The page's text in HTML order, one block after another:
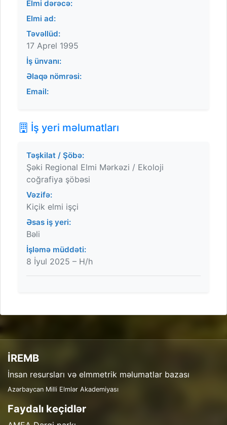
Elmi dərəcə:
Elmi ad:
Təvəllüd:
17 Aprel 1995
İş ünvanı:
Əlaqə nömrəsi:
Email:
İş yeri məlumatları
Təşkilat / Şöbə:
Şəki Regional Elmi Mərkəzi / Ekoloji
coğrafiya şöbəsi
Vəzifə:
Kiçik elmi işçi
Əsas iş yeri:
Bəli
İşləmə müddəti:
8 İyul 2025 – H/h
İREMB
İnsan resursları və elmmetrik məlumatlar bazası
Azərbaycan Milli Elmlər Akademiyası
Faydalı keçidlər